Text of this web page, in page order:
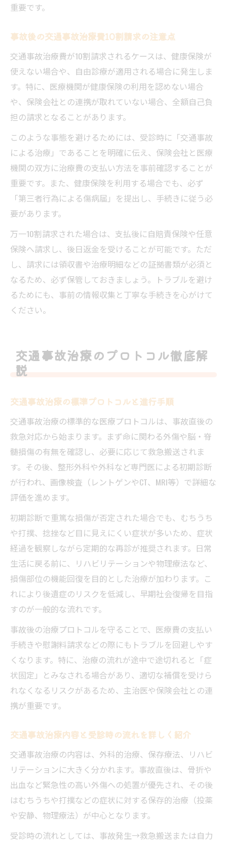
重要です。
事故後の交通事故治療費10割請求の注意点
交通事故治療費が10割請求されるケースは、健康保険が
使えない場合や、自由診療が適用される場合に発生しま
す。特に、医療機関が健康保険の利用を認めない場合
や、保険会社との連携が取れていない場合、全額自己負
担の請求となることがあります。
このような事態を避けるためには、受診時に「交通事故
による治療」であることを明確に伝え、保険会社と医療
機関の双方に治療費の支払い方法を事前確認することが
重要です。また、健康保険を利用する場合でも、必ず
「第三者行為による傷病届」を提出し、手続きに従う必
要があります。
万一10割請求された場合は、支払後に自賠責保険や任意
保険へ請求し、後日返金を受けることが可能です。ただ
し、請求には領収書や治療明細などの証拠書類が必須と
なるため、必ず保管しておきましょう。トラブルを避け
るためにも、事前の情報収集と丁寧な手続きを心がけて
ください。
交通事故治療のプロトコル徹底解
説
交通事故治療の標準プロトコルと進行手順
交通事故治療の標準的な医療プロトコルは、事故直後の
救急対応から始まります。まず命に関わる外傷や脳・脊
髄損傷の有無を確認し、必要に応じて救急搬送されま
す。その後、整形外科や外科など専門医による初期診断
が行われ、画像検査（レントゲンやCT、MRI等）で詳細な
評価を進めます。
初期診断で重篤な損傷が否定された場合でも、むちうち
や打撲、捻挫など目に見えにくい症状が多いため、症状
経過を観察しながら定期的な再診が推奨されます。日常
生活に戻る前に、リハビリテーションや物理療法など、
損傷部位の機能回復を目的とした治療が加わります。こ
れにより後遺症のリスクを低減し、早期社会復帰を目指
すのが一般的な流れです。
事故後の治療プロトコルを守ることで、医療費の支払い
手続きや慰謝料請求などの際にもトラブルを回避しやす
くなります。特に、治療の流れが途中で途切れると「症
状固定」とみなされる場合があり、適切な補償を受けら
れなくなるリスクがあるため、主治医や保険会社との連
携が重要です。
交通事故治療内容と受診時の流れを詳しく紹介
交通事故治療の内容は、外科的治療、保存療法、リハビ
リテーションに大きく分かれます。事故直後は、骨折や
出血など緊急性の高い外傷への処置が優先され、その後
はむちうちや打撲などの症状に対する保存的治療（投薬
や安静、物理療法）が中心となります。
受診時の流れとしては、事故発生→救急搬送または自力